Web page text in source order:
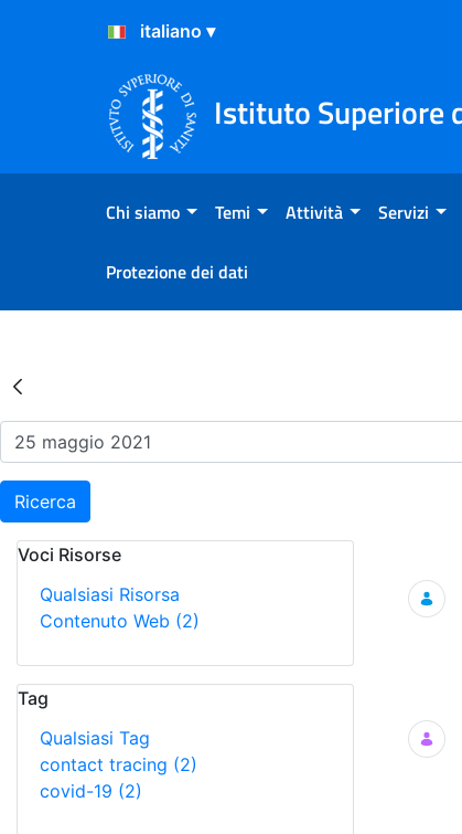
Salta al Contenuto
Salta al Footer
Istituto Superiore
Chi siamo Temi Attività Servizi
Protezione dei dati
Risultati della Ricerca -
Ricerca
Voci Risorse
Qualsiasi Risorsa
Contenuto Web (2)
Tag
Qualsiasi Tag
contact tracing (2)
covid-19 (2)
Ricerca